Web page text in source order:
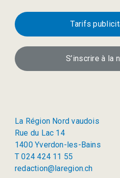
Tarifs
S’inscrire à la
La Région Nord vaudois
Rue du Lac 14
1400 Yverdon-les-Bains
T 024 424 11 55
redaction@laregion.ch